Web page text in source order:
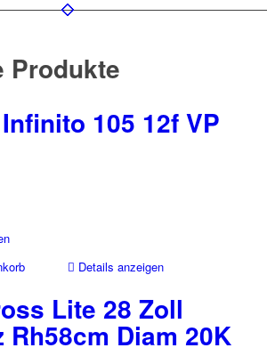
Produkte
105 12f VP
Details anzeigen
Lite 28 Zoll
Rh58cm Diam 20K